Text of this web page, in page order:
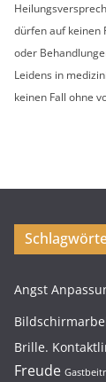
dürfen auf keinen
oder
Leidens in
keinen Fall ohne
Angst
Brille.
Freude